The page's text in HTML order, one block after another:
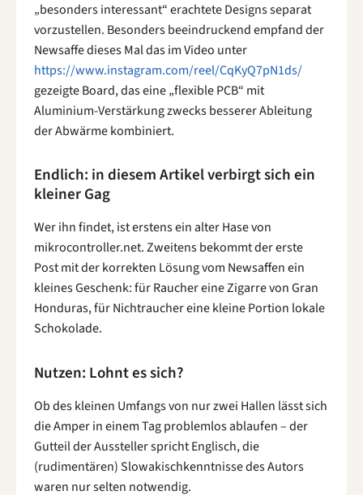
„besonders interessant“ erachtete Designs separat
vorzustellen. Besonders beeindruckend empfand der
Newsaffe dieses Mal das im Video unter
https://www.instagram.com/reel/CqKyQ7pN1ds/
gezeigte Board, das eine „flexible PCB“ mit
Aluminium-Verstärkung zwecks besserer Ableitung
der Abwärme kombiniert.
Endlich: in diesem Artikel verbirgt sich ein
kleiner Gag
Wer ihn findet, ist erstens ein alter Hase von
mikrocontroller.net. Zweitens bekommt der erste
Post mit der korrekten Lösung vom Newsaffen ein
kleines Geschenk: für Raucher eine Zigarre von Gran
Honduras, für Nichtraucher eine kleine Portion lokale
Schokolade.
Nutzen: Lohnt es sich?
Ob des kleinen Umfangs von nur zwei Hallen lässt sich
die Amper in einem Tag problemlos ablaufen – der
Gutteil der Aussteller spricht Englisch, die
(rudimentären) Slowakischkenntnisse des Autors
waren nur selten notwendig.